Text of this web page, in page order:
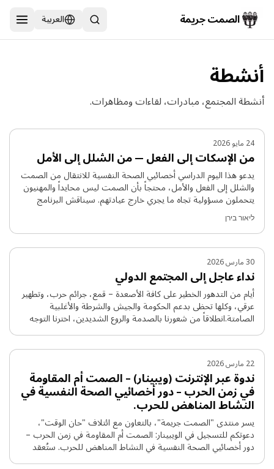
تخطّى إلى المحتوى الرئيسي
الصمت جريمة العربية
أنشطة
أنشطة المجتمع، مبادرات، لقاءات ومظاهرات.
24 مايو 2026
من الإسكات إلى الفعل — من الشلل إلى الأمل
يدعو هذا اليوم الدراسي أخصائيي الصحة النفسية للانتقال من الصمت
والشلل إلى الفعل والأمل، محتجاً بأن الصمت ليس محايداً والمهنيون
يتحملون مسؤولية تجاه ما يجري خارج عيادتهم. سيناقش البرنامج
الدور الأخلاقي والسياسي للمتخصصين في أوقات الأزمات والدمار، مع
عرض أدوات عملية للعمل الحقوقي والعلاجي. يُطلب من المتخصصين
التسجيل الفوري، فقد صمتنا ما يكفي.
ליאור בירן
30 مارس 2026
نداء عاجل إلى المجتمع الدولي
أيام من التدهور الخطير على كافة الأصعدة – قمع، جرائم حرب، وتطهير
عرقي، وكلها تحظى بدعم الحكومة والجيش والشرطة والأغلبية
الصامتة.انطلاقاً من شعورنا بالصدمة والروع الشديدين، اخترنا التوجه
إلى المجتمع الدولي بنداء عاجل للتحرك.نرجو مساعدتكم في نشر هذه
22 مارس 2026
ندوة عبر الإنترنت (ويبينار) – الصمت أم المقاومة
في زمن الحرب – دور أخصائيي الصحة النفسية في
النشاط المناهض للحرب.
يسر منتدى "الصمت جريمة"، بالتعاون مع ائتلاف "حان الوقت"،
دعوتكم للتسجيل في الويبينار: الصمت أم المقاومة في زمن الحرب –
دور أخصائيي الصحة النفسية في النشاط المناهض للحرب. ستُعقد
الندوة يوم الخميس، 26 مارس، من الساعة 12:00 إلى 13:30،